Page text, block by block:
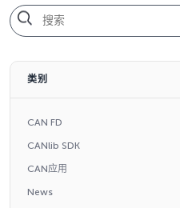
类别
CAN FD
CANlib SDK
CAN应用
News